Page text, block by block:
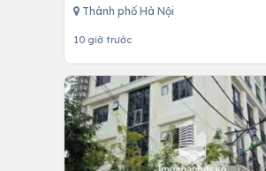
Thành phố Hà Nội
10 giờ trước